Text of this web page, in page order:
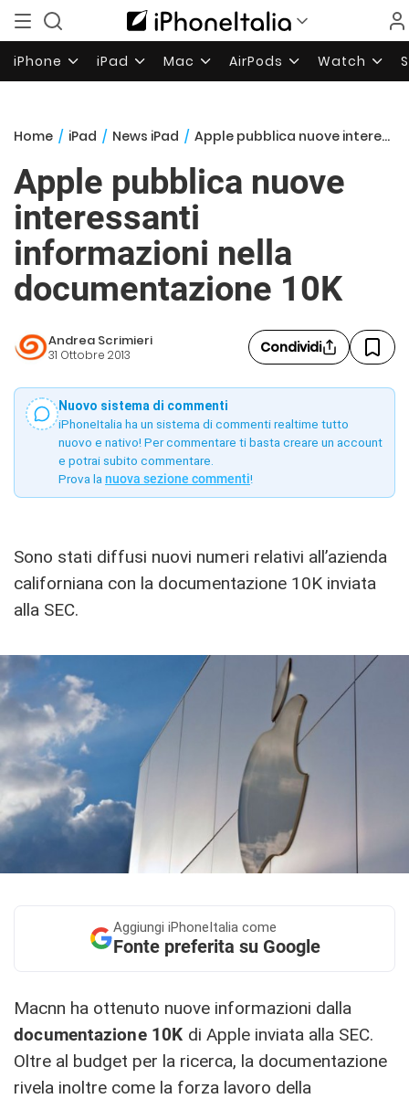
iPhone iPad Mac AirPods Watch
Home / iPad / News iPad / Apple pubblica nuove interessanti informazioni nella documentazione 10K
Apple pubblica nuove
interessanti
informazioni nella
documentazione 10K
Andrea Scrimieri
31 Ottobre 2013 Condividi
Nuovo sistema di commenti
iPhoneItalia ha un sistema di commenti realtime tutto
nuovo e nativo! Per commentare ti basta creare un account
e potrai subito commentare.
Prova la nuova sezione commenti!
Sono stati diffusi nuovi numeri relativi all’azienda
californiana con la documentazione 10K inviata
alla SEC.
Aggiungi iPhoneItalia come
Fonte preferita su Google
Macnn ha ottenuto nuove informazioni dalla
documentazione 10K di Apple inviata alla SEC.
Oltre al budget per la ricerca, la documentazione
rivela inoltre come la forza lavoro della